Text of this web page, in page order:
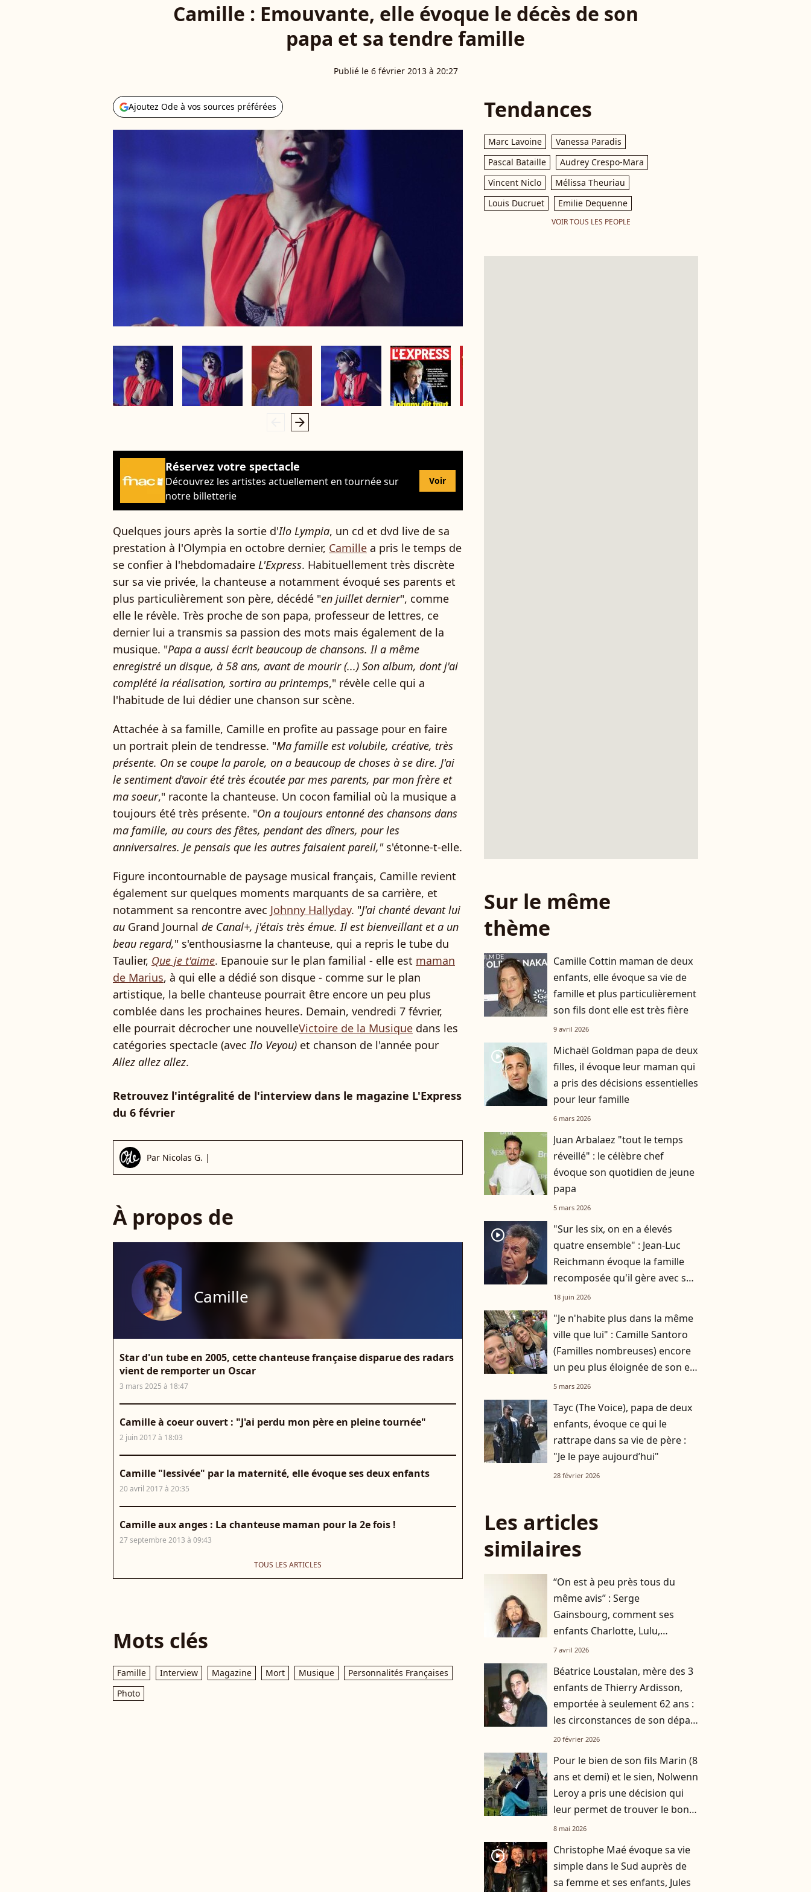
Camille : Emouvante, elle évoque le décès de son
papa et sa tendre famille
Publié le 6 février 2013 à 20:27
Ajoutez Ode à vos sources préférées
arrow_right
Réservez votre spectacle
Découvrez les artistes actuellement en tournée sur
notre billetterie
Voir
Quelques jours après la sortie d'Ilo Lympia, un cd et dvd live de sa
prestation à l'Olympia en octobre dernier, Camille a pris le temps de
se confier à l'hebdomadaire L'Express. Habituellement très discrète
sur sa vie privée, la chanteuse a notamment évoqué ses parents et
plus particulièrement son père, décédé "en juillet dernier", comme
elle le révèle. Très proche de son papa, professeur de lettres, ce
dernier lui a transmis sa passion des mots mais également de la
musique. "Papa a aussi écrit beaucoup de chansons. Il a même
enregistré un disque, à 58 ans, avant de mourir (...) Son album, dont j'ai
complété la réalisation, sortira au printemps," révèle celle qui a
l'habitude de lui dédier une chanson sur scène.
Attachée à sa famille, Camille en profite au passage pour en faire
un portrait plein de tendresse. "Ma famille est volubile, créative, très
présente. On se coupe la parole, on a beaucoup de choses à se dire. J'ai
le sentiment d'avoir été très écoutée par mes parents, par mon frère et
ma soeur," raconte la chanteuse. Un cocon familial où la musique a
toujours été très présente. "On a toujours entonné des chansons dans
ma famille, au cours des fêtes, pendant des dîners, pour les
anniversaires. Je pensais que les autres faisaient pareil," s'étonne-t-elle.
Figure incontournable de paysage musical français, Camille revient
également sur quelques moments marquants de sa carrière, et
notamment sa rencontre avec Johnny Hallyday. "J'ai chanté devant lui
au Grand Journal de Canal+, j'étais très émue. Il est bienveillant et a un
beau regard," s'enthousiasme la chanteuse, qui a repris le tube du
Taulier, Que je t'aime. Epanouie sur le plan familial - elle est maman
de Marius, à qui elle a dédié son disque - comme sur le plan
artistique, la belle chanteuse pourrait être encore un peu plus
comblée dans les prochaines heures. Demain, vendredi 7 février,
elle pourrait décrocher une nouvelleVictoire de la Musique dans les
catégories spectacle (avecIlo Veyou) et chanson de l'année pour
Allez allez allez.
Retrouvez l'intégralité de l'interview dans le magazine L'Express
du 6 février
Par Nicolas G. |
À propos de
Camille
Star d'un tube en 2005, cette chanteuse française disparue des radars
vient de remporter un Oscar
3 mars 2025 à 18:47
Camille à coeur ouvert : "J'ai perdu mon père en pleine tournée"
2 juin 2017 à 18:03
Camille "lessivée" par la maternité, elle évoque ses deux enfants
20 avril 2017 à 20:35
Camille aux anges : La chanteuse maman pour la 2e fois !
27 septembre 2013 à 09:43
TOUS LES ARTICLES
Mots clés
Famille Interview Magazine Mort Musique
Personnalités Françaises
Photo
Tendances
Marc Lavoine
Vanessa Paradis
Pascal Bataille
Audrey Crespo-Mara
Vincent Niclo
Mélissa Theuriau
Louis Ducruet
Emilie Dequenne
VOIR TOUS LES PEOPLE
Sur le même
thème
Camille Cottin maman de deux
enfants, elle évoque sa vie de
famille et plus particulièrement
son fils dont elle est très fière
9 avril 2026
player2
Michaël Goldman papa de deux
filles, il évoque leur maman qui
a pris des décisions essentielles
pour leur famille
6 mars 2026
Juan Arbalaez "tout le temps
réveillé" : le célèbre chef
évoque son quotidien de jeune
papa
5 mars 2026
player2
"Sur les six, on en a élevés
quatre ensemble" : Jean-Luc
Reichmann évoque la famille
recomposée qu'il gère avec sa
compagne Nathalie
18 juin 2026
"Je n'habite plus dans la même
ville que lui" : Camille Santoro
(Familles nombreuses) encore
un peu plus éloignée de son ex-
mari Nicolas, père de ses six
5 mars 2026
Tayc (The Voice), papa de deux
enfants, évoque ce qui le
rattrape dans sa vie de père :
"Je le paye aujourd’hui"
28 février 2026
Les articles
similaires
“On est à peu près tous du
même avis” : Serge
Gainsbourg, comment ses
enfants Charlotte, Lulu,
Natacha et Paul gèrent-ils son
7 avril 2026
Béatrice Loustalan, mère des 3
enfants de Thierry Ardisson,
emportée à seulement 62 ans :
les circonstances de son départ
connues
20 février 2026
Pour le bien de son fils Marin (8
ans et demi) et le sien, Nolwenn
Leroy a pris une décision qui
leur permet de trouver le bon
équilibre
8 mai 2026
player2
Christophe Maé évoque sa vie
simple dans le Sud auprès de
sa femme et ses enfants, Jules